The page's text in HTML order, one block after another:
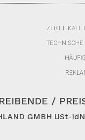
ZERTIFIKATE
/
GMBH USt-